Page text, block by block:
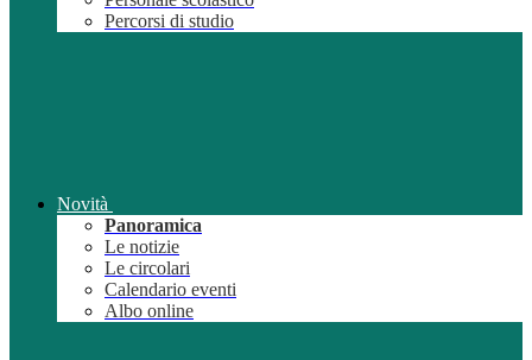
Percorsi di studio
Novità
Panoramica
Le notizie
Le circolari
Calendario eventi
Albo online